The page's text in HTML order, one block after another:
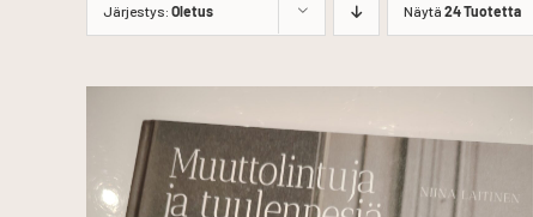
Järjestys: Oletus Näytä 24 Tuotetta